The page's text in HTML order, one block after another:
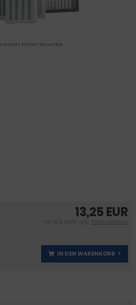
Ansicht klicken Sie auf das
13,25 EUR
inkl. 19 % MwSt. zzgl. Versandkosten
IN DEN WARENKORB